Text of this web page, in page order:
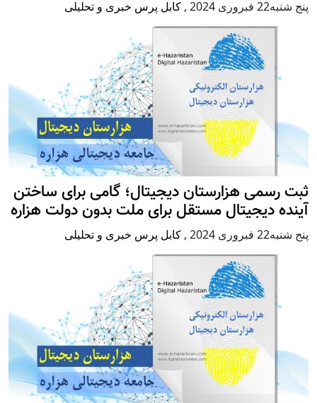
پنج شنبه22 فبروری 2024 , کابل پرس خبری و تحلیلی
ثبت رسمی هزارستان دیجیتال؛ گامی برای ساختن
آینده دیجیتال مستقل برای ملت بدون دولت هزاره
پنج شنبه22 فبروری 2024 , کابل پرس خبری و تحلیلی